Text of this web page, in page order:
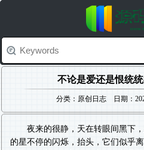
不论是爱还是恨统
分类：原创日志 日期：
夜来的很静，天在转眼间黑下
的星不停的闪烁，抬头，它们似乎